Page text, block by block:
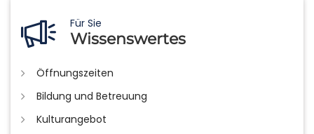
Für Sie
Wissenswertes
Öffnungszeiten
Bildung und Betreuung
Kulturangebot